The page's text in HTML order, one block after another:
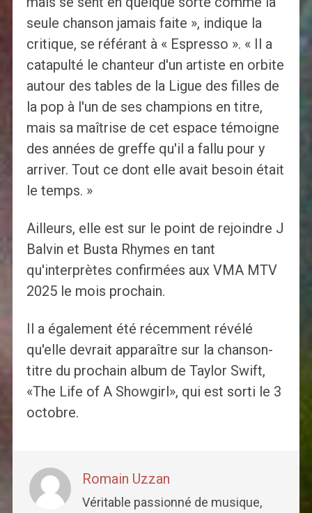
seule chanson jamais faite », indique la
critique, se référant à « Espresso ». « Il a
catapulté le chanteur d'un artiste en orbite
autour des tables de la Ligue des filles de
la pop à l'un de ses champions en titre,
mais sa maîtrise de cet espace témoigne
des années de greffe qu'il a fallu pour y
arriver. Tout ce dont elle avait besoin était
le temps. »
Ailleurs, elle est sur le point de rejoindre J
Balvin et Busta Rhymes en tant
qu'interprètes confirmées aux VMA MTV
2025 le mois prochain.
Il a également été récemment révélé
qu'elle devrait apparaître sur la chanson-
titre du prochain album de Taylor Swift,
«The Life of A Showgirl», qui est sorti le 3
octobre.
Romain Uzzan
Véritable passionné de musique,